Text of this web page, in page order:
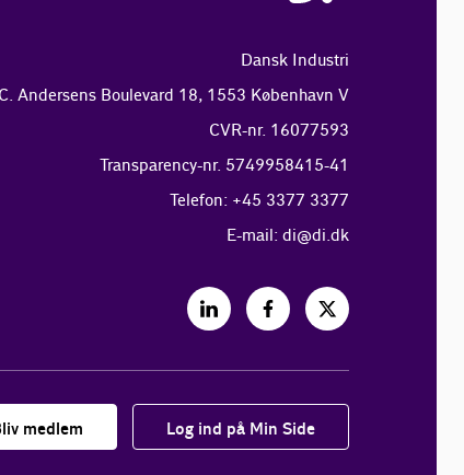
Dansk Industri
Andersens Boulevard 18, 1553 København V
CVR-nr. 16077593
Transparency-nr. 5749958415-41
Telefon: +45 3377 3377
E-mail: di@di.dk
medlem Log ind på Min Side